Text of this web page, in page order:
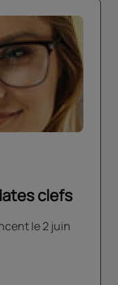
clefs
le 2 juin